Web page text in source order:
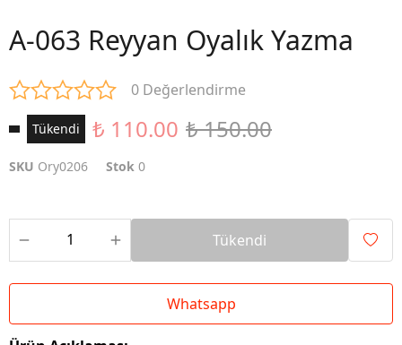
A-063 Reyyan Oyalık Yazma
0 Değerlendirme
Tükendi ₺ 110.00 ₺ 150.00
SKU Ory0206 Stok 0
Tükendi
Whatsapp